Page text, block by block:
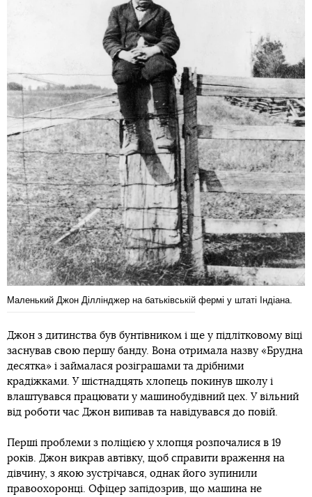
Маленький Джон Діллінджер на батьківській фермі у штаті Індіана.
Джон з дитинства був бунтівником і ще у підлітковому віці
заснував свою першу банду. Вона отримала назву «Брудна
десятка» і займалася розіграшами та дрібними
крадіжками. У шістнадцять хлопець покинув школу і
влаштувався працювати у машинобудівний цех. У вільний
від роботи час Джон випивав та навідувався до повій.
Перші проблеми з поліцією у хлопця розпочалися в 19
років. Джон викрав автівку, щоб справити враження на
дівчину, з якою зустрічався, однак його зупинили
правоохоронці. Офіцер запідозрив, що машина не